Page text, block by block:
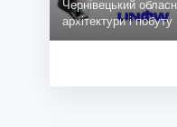
Чернівецький
архітектури і побуту